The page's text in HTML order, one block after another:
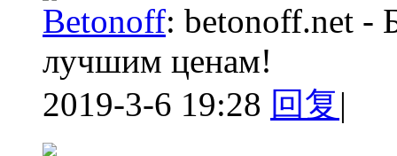
Betonoff: betonoff.net -
лучшим ценам!
2019-3-6 19:28 回复|